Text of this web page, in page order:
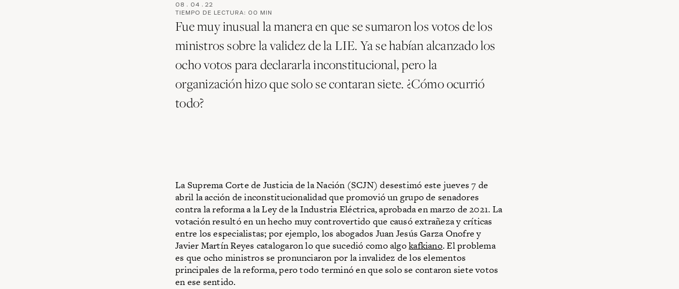
08 . 04 . 22
TIEMPO DE LECTURA: 00 MIN
Fue muy inusual la manera en que se sumaron los votos de los
ministros sobre la validez de la LIE. Ya se habían alcanzado los
ocho votos para declararla inconstitucional, pero la
organización hizo que solo se contaran siete. ¿Cómo ocurrió
todo?
La Suprema Corte de Justicia de la Nación (SCJN) desestimó este jueves 7 de
abril la acción de inconstitucionalidad que promovió un grupo de senadores
contra la reforma a la Ley de la Industria Eléctrica, aprobada en marzo de 2021. La
votación resultó en un hecho muy controvertido que causó extrañeza y críticas
entre los especialistas; por ejemplo, los abogados Juan Jesús Garza Onofre y
Javier Martín Reyes catalogaron lo que sucedió como algokafkiano. El problema
es que ocho ministros se pronunciaron por la invalidez de los elementos
principales de la reforma, pero todo terminó en que solo se contaron siete votos
en ese sentido.